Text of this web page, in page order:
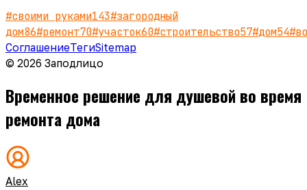
#своими руками143#загородный
дом86#ремонт70#участок60#строительство57#дом54#
СоглашениеТегиSitemap
© 2026 Заподлицо
Временное решение для душевой во время
ремонта дома
Alex